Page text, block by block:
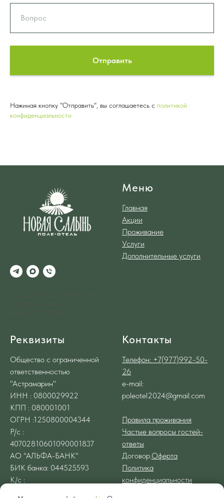
Отправить
Нажимая кнопку "Отправить", вы соглашаетесь с политикой
конфиденциальности
Меню
Главная
Акции
Проживание
Услуги
Дополнительные услуги
Реквизиты
Общество с ограниченной
ответственностью
"Астрамарин"
ИНН : 0800029922
КПП : 080001001
ОГРН :1250800004344
Р/с :
40702810601090001837
АО "АЛЬФА-БАНК"
БИК банка: 044525593
К/с :
Контакты
Телефон: +7(977)992-50-
26
е-mail:
poleotel2024@gmail.com
Правила проживания
Частые вопросы гостей-
ответы
Договор.Оферта
Политика
конфиденциальности